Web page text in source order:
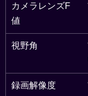
カメラレンズF
値
視野角
録画解像度